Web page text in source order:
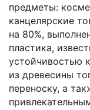
предметы:
канцелярские
на 80%,
пластика,
устойчивостью
из древесины
переноску, а